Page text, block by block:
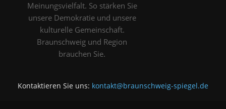
Meinungsvielfalt. So stärken Sie
unsere Demokratie und unsere
kulturelle Gemeinschaft.
Braunschweig und Region
brauchen Sie.
Kontaktieren Sie uns: kontakt@braunschweig-spiegel.de